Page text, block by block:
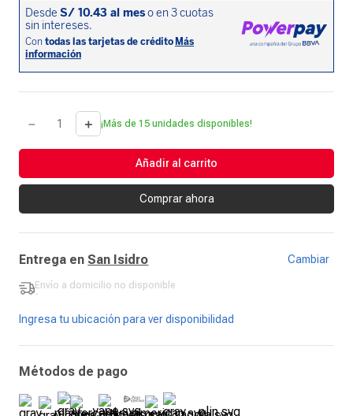
＋
－ ¡Más de 15 unidades disponibles!
Añadir al carrito
Comprar ahora
Entrega en San Isidro Cambiar
Envío a domicilio no disponible
-
Ingresa tu ubicación para ver disponibilidad
Métodos de pago